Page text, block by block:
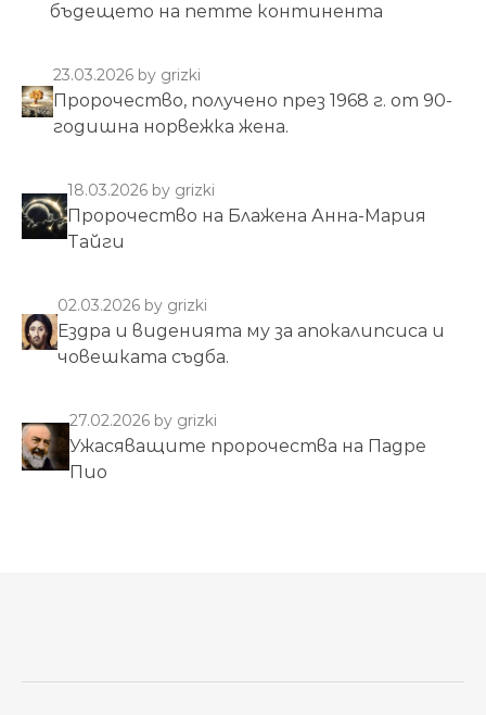
бъдещето на петте континента
23.03.2026 by grizki
Пророчество, получено през 1968 г. от 90-
годишна норвежка жена.
18.03.2026 by grizki
Пророчество на Блажена Анна-Мария
Тайги
02.03.2026 by grizki
Ездра и виденията му за апокалипсиса и
човешката съдба.
27.02.2026 by grizki
Ужасяващите пророчества на Падре
Пио